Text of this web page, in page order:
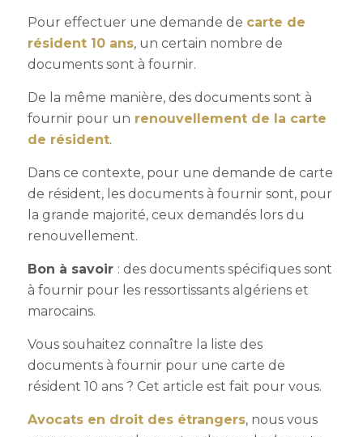
Pour effectuer une demande de carte de
résident 10 ans, un certain nombre de
documents sont à fournir.
De la même manière, des documents sont à
fournir pour un renouvellement de la carte
de résident.
Dans ce contexte, pour une demande de carte
de résident, les documents à fournir sont, pour
la grande majorité, ceux demandés lors du
renouvellement.
Bon à savoir : des documents spécifiques sont
à fournir pour les ressortissants algériens et
marocains.
Vous souhaitez connaître la liste des
documents à fournir pour une carte de
résident 10 ans ? Cet article est fait pour vous.
Avocats en droit des étrangers, nous vous